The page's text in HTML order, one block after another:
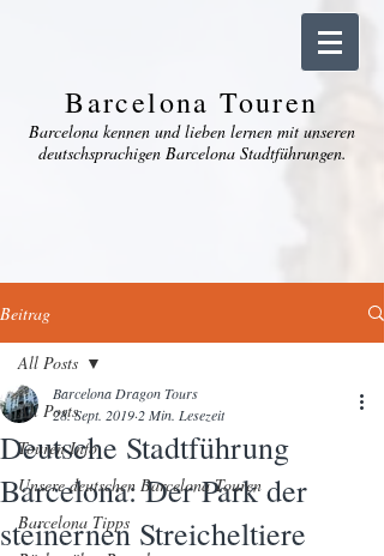
Barcelona Touren
Barcelona kennen und lieben lernen mit unseren
deutschsprachigen Barcelona Stadtführungen.
Beitrag
All Posts
Touren Info
Unsere deutschen Barcelona Touren
Barcelona Tipps
All Posts
Deutsche Stadtführung
Barcelona: Der Park der
steinernen Streicheltiere
Barcelona Dragon Tours
28. Sept. 2019 2 Min. Lesezeit